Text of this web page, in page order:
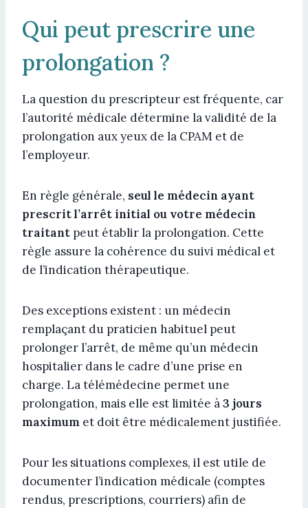
Qui peut prescrire une
prolongation ?
La question du prescripteur est fréquente, car
l’autorité médicale détermine la validité de la
prolongation aux yeux de la CPAM et de
l’employeur.
En règle générale, seul le médecin ayant
prescrit l’arrêt initial ou votre médecin
traitant peut établir la prolongation. Cette
règle assure la cohérence du suivi médical et
de l’indication thérapeutique.
Des exceptions existent : un médecin
remplaçant du praticien habituel peut
prolonger l’arrêt, de même qu’un médecin
hospitalier dans le cadre d’une prise en
charge. La télémédecine permet une
prolongation, mais elle est limitée à3 jours
maximum et doit être médicalement justifiée.
Pour les situations complexes, il est utile de
documenter l’indication médicale (comptes
rendus, prescriptions, courriers) afin de